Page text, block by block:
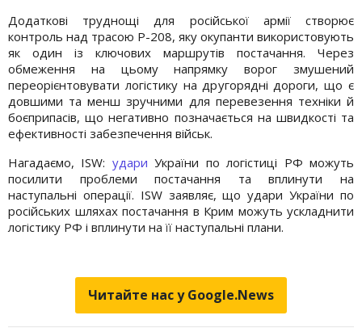
Додаткові труднощі для російської армії створює
контроль над трасою Р-208, яку окупанти використовують
як один із ключових маршрутів постачання. Через
обмеження на цьому напрямку ворог змушений
переорієнтовувати логістику на другорядні дороги, що є
довшими та менш зручними для перевезення техніки й
боєприпасів, що негативно позначається на швидкості та
ефективності забезпечення військ.
Нагадаємо, ISW: удари України по логістиці РФ можуть
посилити проблеми постачання та вплинути на
наступальні операції. ISW заявляє, що удари України по
російських шляхах постачання в Крим можуть ускладнити
логістику РФ і вплинути на її наступальні плани.
Читайте нас у Google.News